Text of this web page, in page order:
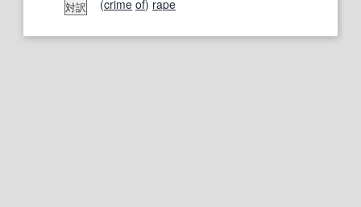
対訳 (crime of) rape